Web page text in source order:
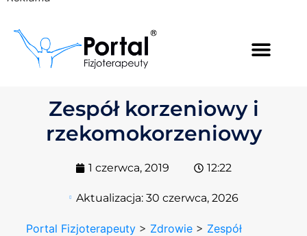
Zespół korzeniowy i
rzekomokorzeniowy
1 czerwca, 2019 12:22
Aktualizacja: 30 czerwca, 2026
Portal Fizjoterapeuty > Zdrowie > Zespół